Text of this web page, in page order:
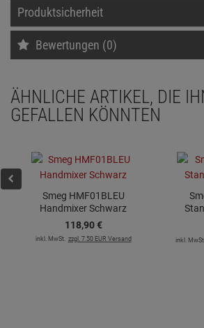
Produktsicherheit
Bewertungen (0)
ÄHNLICHE ARTIKEL, DIE
GEFALLEN KÖNNTEN
Smeg HMF01BLEU
Handmixer Schwarz
118,90 €
inkl. MwSt. zzgl. 7.50 EUR Versand inkl. MwSt.